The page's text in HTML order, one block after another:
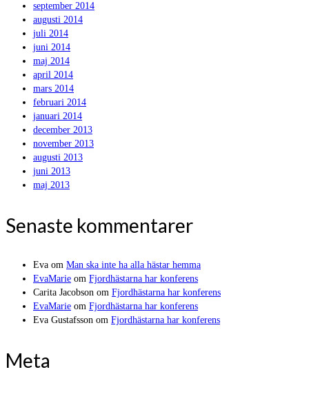
september 2014
augusti 2014
juli 2014
juni 2014
maj 2014
april 2014
mars 2014
februari 2014
januari 2014
december 2013
november 2013
augusti 2013
juni 2013
maj 2013
Senaste kommentarer
Eva om Man ska inte ha alla hästar hemma
EvaMarie om Fjordhästarna har konferens
Carita Jacobson om Fjordhästarna har konferens
EvaMarie om Fjordhästarna har konferens
Eva Gustafsson om Fjordhästarna har konferens
Meta